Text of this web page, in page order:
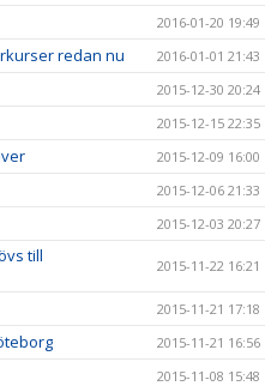
2016-01-20 19:49
redan nu 2016-01-01 21:43
2015-12-30 20:24
2015-12-15 22:35
2015-12-09 16:00
2015-12-06 21:33
2015-12-03 20:27
till
2015-11-22 16:21
2015-11-21 17:18
2015-11-21 16:56
2015-11-08 15:48